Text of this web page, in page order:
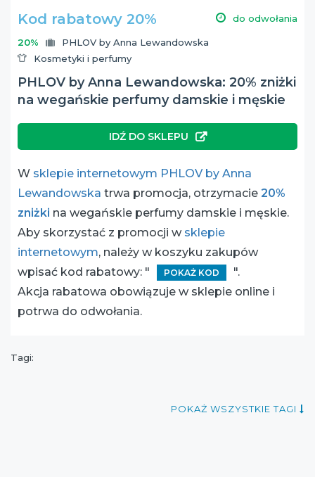
Kod rabatowy 20% do odwołania
20%
PHLOV by Anna Lewandowska
Kosmetyki i perfumy
PHLOV by Anna Lewandowska: 20% zniżki
na wegańskie perfumy damskie i męskie
IDŹ DO SKLEPU
W sklepie internetowym PHLOV by Anna
Lewandowska trwa promocja, otrzymacie 20%
zniżki na wegańskie perfumy damskie i męskie.
Aby skorzystać z promocji w sklepie
internetowym, należy w koszyku zakupów
wpisać kod rabatowy: "
POKAŻ KOD
".
Akcja rabatowa obowiązuje w sklepie online i
potrwa do odwołania.
Tagi:
POKAŻ WSZYSTKIE TAGI